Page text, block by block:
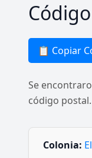
📋 Copiar
Se
código postal.
Colonia: